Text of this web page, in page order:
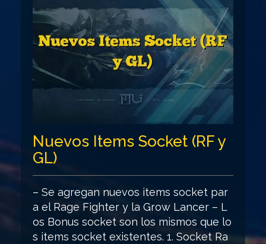
Nuevos Items Socket (RF y
GL)
– Se agregan nuevos items socket par
a el Rage Fighter y la Grow Lancer – L
os Bonus socket son los mismos que lo
s items socket existentes. 1. Socket Ra